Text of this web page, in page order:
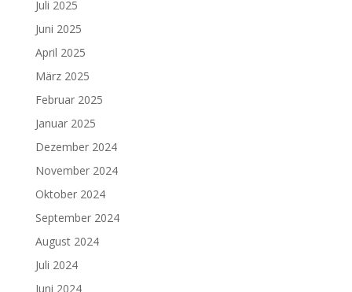
Juli 2025
Juni 2025
April 2025
März 2025
Februar 2025
Januar 2025
Dezember 2024
November 2024
Oktober 2024
September 2024
August 2024
Juli 2024
Juni 2024